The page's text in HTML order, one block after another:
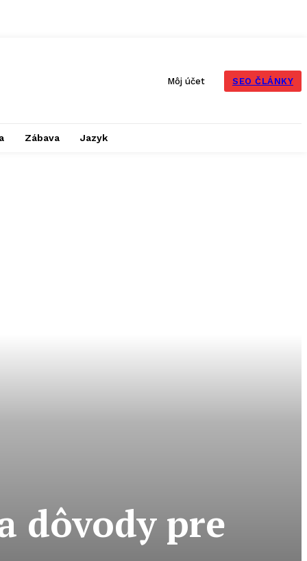
Môj účet SEO ČLÁNKY
Zábava Jazyk
dôvody pre